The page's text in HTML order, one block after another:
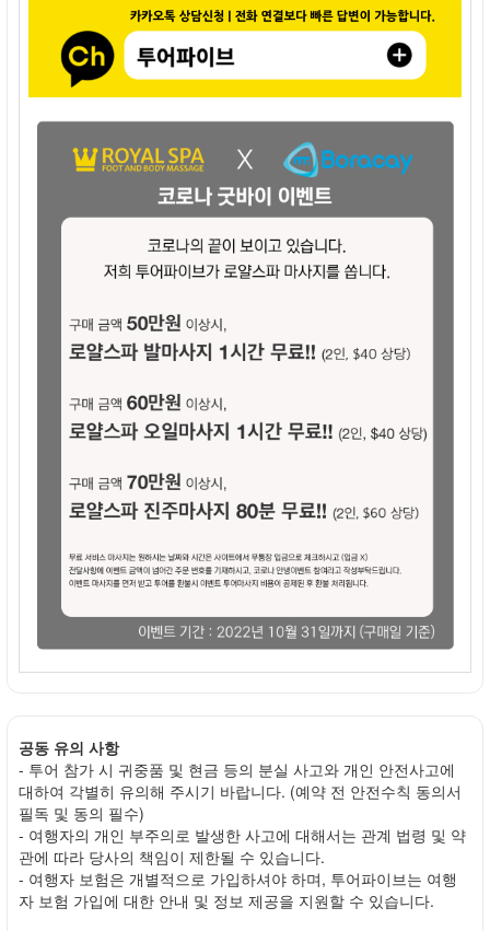
공동 유의 사항
- 투어 참가 시 귀중품 및 현금 등의 분실 사고와 개인 안전사고에
대하여 각별히 유의해 주시기 바랍니다. (예약 전 안전수칙 동의서
필독 및 동의 필수)
- 여행자의 개인 부주의로 발생한 사고에 대해서는 관계 법령 및 약
관에 따라 당사의 책임이 제한될 수 있습니다.
- 여행자 보험은 개별적으로 가입하셔야 하며, 투어파이브는 여행
자 보험 가입에 대한 안내 및 정보 제공을 지원할 수 있습니다.